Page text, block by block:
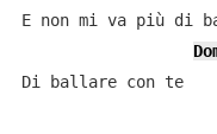
E non mi va più di
Di ballare con te